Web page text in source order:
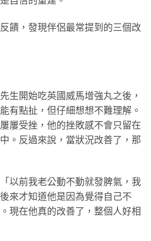
饋，發現伴侶最常提到的三個改
生開始吃英國威馬增強丸之後，
有點扯，但仔細想想不難理解。
屢受挫，他的挫敗感不會只留在
。反過來說，當狀況改善了，那
以前我老公動不動就發脾氣，我
來才知道他是因為覺得自己不
現在他真的改善了，整個人好相